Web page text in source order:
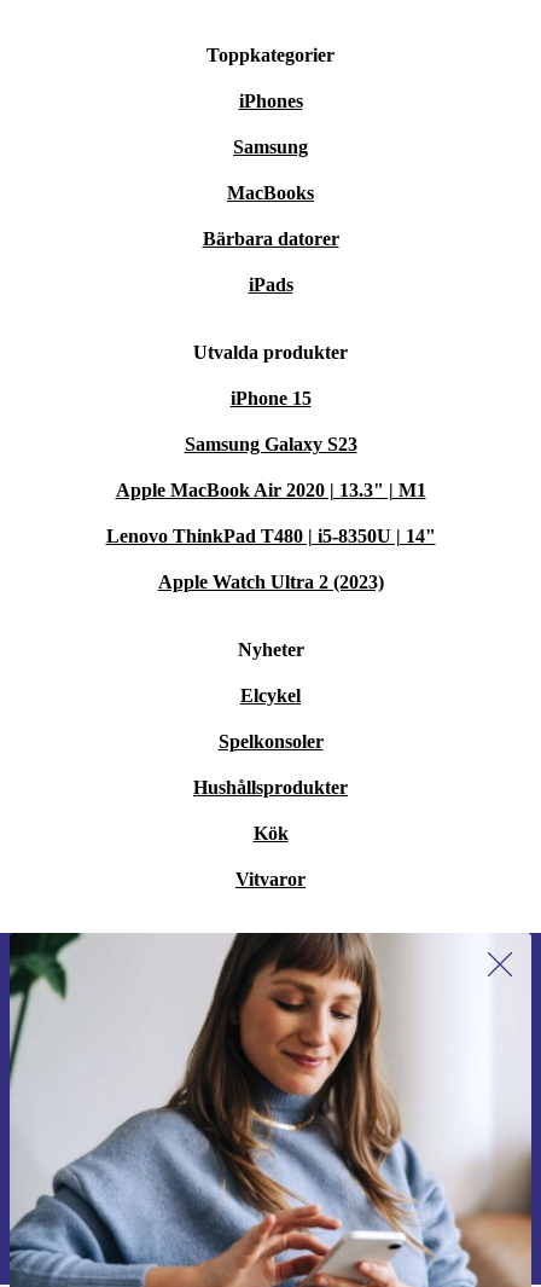
Toppkategorier
iPhones
Samsung
MacBooks
Bärbara datorer
iPads
Utvalda produkter
iPhone 15
Samsung Galaxy S23
Apple MacBook Air 2020 | 13.3" | M1
Lenovo ThinkPad T480 | i5-8350U | 14"
Apple Watch Ultra 2 (2023)
Nyheter
Elcykel
Spelkonsoler
Hushållsprodukter
Kök
Vitvaror
Anmäl dig till vårt nyhetsbrev för
första gången och spara 200 kr!
Missa aldrig ett erbjudande igen.
Begär kupong
Information om användningen av personuppgifter finns i vår
Integritetspolicy